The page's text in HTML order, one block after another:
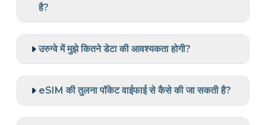
है?
उरुग्वे में मुझे कितने डेटा की आवश्यकता होगी?
eSIM की तुलना पॉकेट वाईफाई से कैसे की जा सकती है?